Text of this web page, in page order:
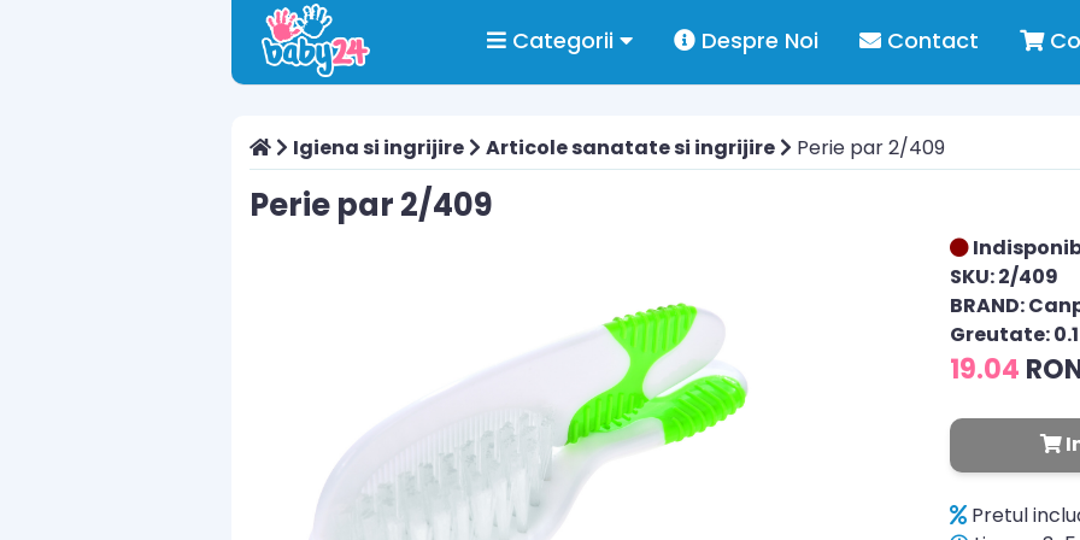
Categorii Despre Noi Contact
Igiena si ingrijire Articole sanatate si ingrijire Perie par 2/409
Perie par 2/409
SKU: 2/409
BRAND:
Greutate:
19.04
Pretul